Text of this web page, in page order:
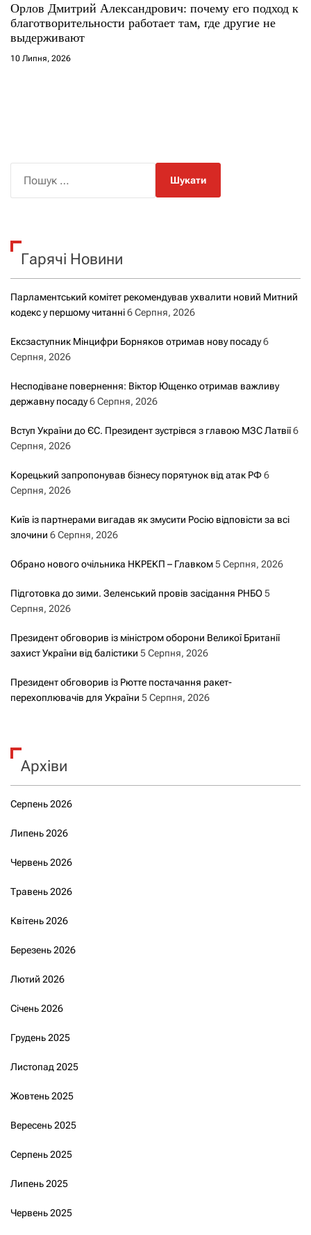
Орлов Дмитрий Александрович: почему его подход к
благотворительности работает там, где другие не
выдерживают
10 Липня, 2026
к
Гарячі Новини
Парламентський комітет рекомендував ухвалити новий Митний
кодекс у першому читанні6 Серпня, 2026
Ексзаступник Мінцифри Борняков отримав нову посаду6
Серпня, 2026
Несподіване повернення: Віктор Ющенко отримав важливу
державну посаду6 Серпня, 2026
Вступ України до ЄС. Президент зустрівся з главою МЗС Латвії6
Серпня, 2026
Корецький запропонував бізнесу порятунок від атак РФ6
Серпня, 2026
Київ із партнерами вигадав як змусити Росію відповісти за всі
злочини 6 Серпня, 2026
Обрано нового очільника НКРЕКП – Главком5 Серпня, 2026
Підготовка до зими. Зеленський провів засідання РНБО5
Серпня, 2026
Президент обговорив із міністром оборони Великої Британії
захист України від балістики 5 Серпня, 2026
Президент обговорив із Рютте постачання ракет-
перехоплювачів для України 5 Серпня, 2026
Архіви
Серпень 2026
Липень 2026
Червень 2026
Травень 2026
Квітень 2026
Березень 2026
Лютий 2026
Січень 2026
Грудень 2025
Листопад 2025
Жовтень 2025
Вересень 2025
Серпень 2025
Липень 2025
Червень 2025